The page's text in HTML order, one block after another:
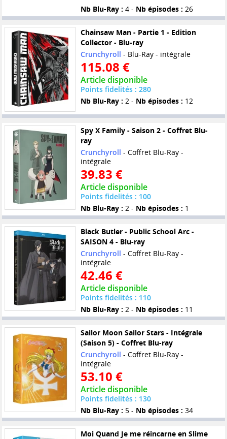
Nb Blu-Ray : 4 - Nb épisodes : 26
Chainsaw Man - Partie 1 - Edition
Collector - Blu-ray
Crunchyroll - Blu-Ray - intégrale
115.08 €
Article disponible
Points fidelités : 280
Nb Blu-Ray : 2 - Nb épisodes : 12
Spy X Family - Saison 2 - Coffret Blu-
ray
Crunchyroll - Coffret Blu-Ray -
intégrale
39.83 €
Article disponible
Points fidelités : 100
Nb Blu-Ray : 2 - Nb épisodes : 1
Black Butler - Public School Arc -
SAISON 4 - Blu-ray
Crunchyroll - Coffret Blu-Ray -
intégrale
42.46 €
Article disponible
Points fidelités : 110
Nb Blu-Ray : 2 - Nb épisodes : 11
Sailor Moon Sailor Stars - Intégrale
(Saison 5) - Coffret Blu-ray
Crunchyroll - Coffret Blu-Ray -
intégrale
53.10 €
Article disponible
Points fidelités : 130
Nb Blu-Ray : 5 - Nb épisodes : 34
Moi Quand Je me réincarne en Slime